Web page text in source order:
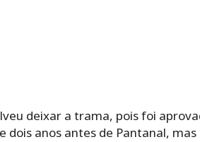
deixar a trama, pois foi
dois anos antes de Pantanal,